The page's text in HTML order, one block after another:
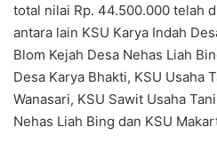
total nilai Rp. 44.500.000 telah
antara lain KSU Karya Indah
Blom Kejah Desa Nehas Liah
Desa Karya Bhakti, KSU Usaha
Wanasari, KSU Sawit Usaha
Nehas Liah Bing dan KSU